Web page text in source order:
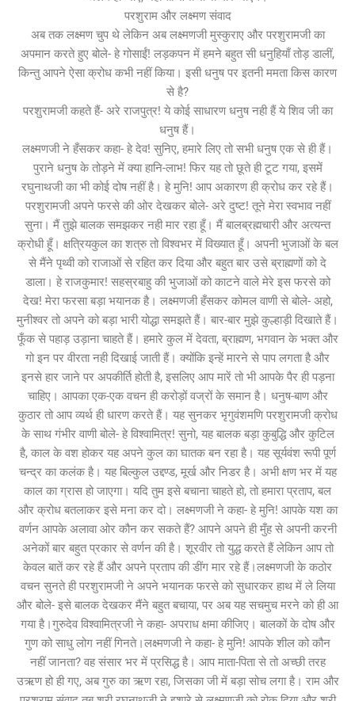
परशुराम और लक्ष्मण संवाद
अब तक लक्ष्मण चुप थे लेकिन अब लक्ष्मणजी मुस्कुराए और परशुरामजी का
अपमान करते हुए बोले- हे गोसाईं! लड़कपन में हमने बहुत सी धनुहियाँ तोड़ डालीं,
किन्तु आपने ऐसा क्रोध कभी नहीं किया। इसी धनुष पर इतनी ममता किस कारण
से है?
परशुरामजी कहते हैं- अरे राजपुत्र! ये कोई साधारण धनुष नही हैं ये शिव जी का
धनुष हैं।
लक्ष्मणजी ने हँसकर कहा- हे देव! सुनिए, हमारे लिए तो सभी धनुष एक से ही हैं।
पुराने धनुष के तोड़ने में क्या हानि-लाभ! फिर यह तो छूते ही टूट गया, इसमें
रघुनाथजी का भी कोई दोष नहीं है। हे मुनि! आप अकारण ही क्रोध कर रहे हैं।
परशुरामजी अपने फरसे की ओर देखकर बोले- अरे दुष्ट! तूने मेरा स्वभाव नहीं
सुना। मैं तुझे बालक समझकर नही मार रहा हूँ। मैं बालब्रह्मचारी और अत्यन्त
क्रोधी हूँ। क्षत्रियकुल का शत्रु तो विश्वभर में विख्यात हूँ। अपनी भुजाओं के बल
से मैंने पृथ्वी को राजाओं से रहित कर दिया और बहुत बार उसे ब्राह्मणों को दे
डाला। हे राजकुमार! सहस्रबाहु की भुजाओं को काटने वाले मेरे इस फरसे को
देख! मेरा फरसा बड़ा भयानक है। लक्ष्मणजी हँसकर कोमल वाणी से बोले- अहो,
मुनीश्वर तो अपने को बड़ा भारी योद्धा समझते हैं। बार-बार मुझे कुल्हाड़ी दिखाते हैं।
फूँक से पहाड़ उड़ाना चाहते हैं। हमारे कुल में देवता, ब्राह्मण, भगवान के भक्त और
गो इन पर वीरता नही दिखाई जाती हैं। क्योंकि इन्हें मारने से पाप लगता है और
इनसे हार जाने पर अपकीर्ति होती है, इसलिए आप मारें तो भी आपके पैर ही पड़ना
चाहिए। आपका एक-एक वचन ही करोड़ों वज्रों के समान है। धनुष-बाण और
कुठार तो आप व्यर्थ ही धारण करते हैं। यह सुनकर भृगुवंशमणि परशुरामजी क्रोध
के साथ गंभीर वाणी बोले- हे विश्वामित्र! सुनो, यह बालक बड़ा कुबुद्धि और कुटिल
है, काल के वश होकर यह अपने कुल का घातक बन रहा है। यह सूर्यवंश रूपी पूर्ण
चन्द्र का कलंक है। यह बिल्कुल उद्दण्ड, मूर्ख और निडर है। अभी क्षण भर में यह
काल का ग्रास हो जाएगा। यदि तुम इसे बचाना चाहते हो, तो हमारा प्रताप, बल
और क्रोध बतलाकर इसे मना कर दो। लक्ष्मणजी ने कहा- हे मुनि! आपके यश का
वर्णन आपके अलावा ओर कौन कर सकते हैं? आपने अपने ही मुँह से अपनी करनी
अनेकों बार बहुत प्रकार से वर्णन की है। शूरवीर तो युद्ध करते हैं लेकिन आप तो
केवल बातें कर रहे हैं और अपने प्रताप की डींग मार रहे हैं।लक्ष्मणजी के कठोर
वचन सुनते ही परशुरामजी ने अपने भयानक फरसे को सुधारकर हाथ में ले लिया
और बोले- इसे बालक देखकर मैंने बहुत बचाया, पर अब यह सचमुच मरने को ही आ
गया है।गुरुदेव विश्वामित्रजी ने कहा- अपराध क्षमा कीजिए। बालकों के दोष और
गुण को साधु लोग नहीं गिनते।लक्ष्मणजी ने कहा- हे मुनि! आपके शील को कौन
नहीं जानता? वह संसार भर में प्रसिद्ध है। आप माता-पिता से तो अच्छी तरह
उऋण हो ही गए, अब गुरु का ऋण रहा, जिसका जी में बड़ा सोच लगा है। राम और